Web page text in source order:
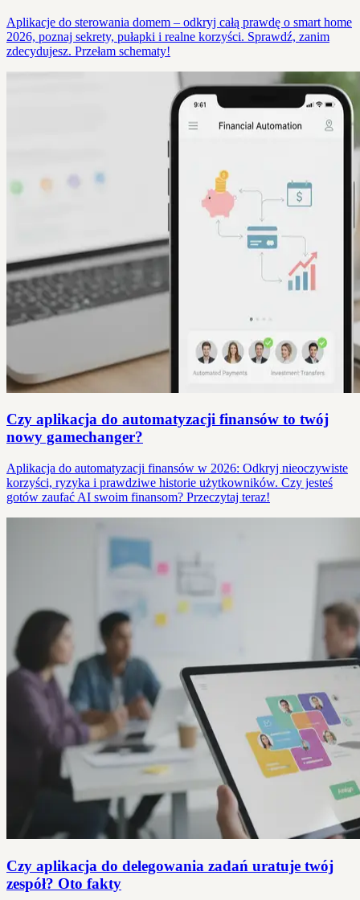
Aplikacje do sterowania domem – odkryj całą prawdę o smart home
2026, poznaj sekrety, pułapki i realne korzyści. Sprawdź, zanim
zdecydujesz. Przełam schematy!
Czy aplikacja do automatyzacji finansów to twój
nowy gamechanger?
Aplikacja do automatyzacji finansów w 2026: Odkryj nieoczywiste
korzyści, ryzyka i prawdziwe historie użytkowników. Czy jesteś
gotów zaufać AI swoim finansom? Przeczytaj teraz!
Czy aplikacja do delegowania zadań uratuje twój
zespół? Oto fakty